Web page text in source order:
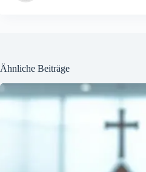
Ähnliche Beiträge